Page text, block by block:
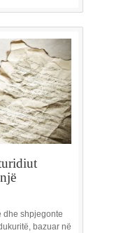
dhe shpjegonte
bazuar në